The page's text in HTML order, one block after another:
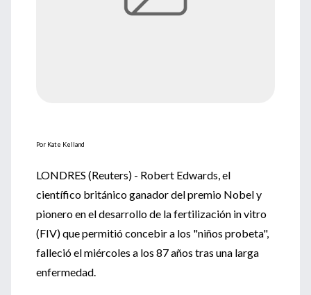
Por Kate Kelland
LONDRES (Reuters) - Robert Edwards, el
científico británico ganador del premio Nobel y
pionero en el desarrollo de la fertilización in vitro
(FIV) que permitió concebir a los "niños probeta",
falleció el miércoles a los 87 años tras una larga
enfermedad.